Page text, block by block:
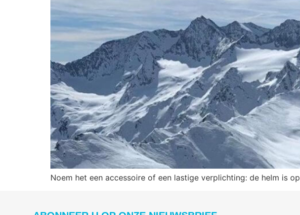
Noem het een accessoire of een lastige verplichting: de helm is